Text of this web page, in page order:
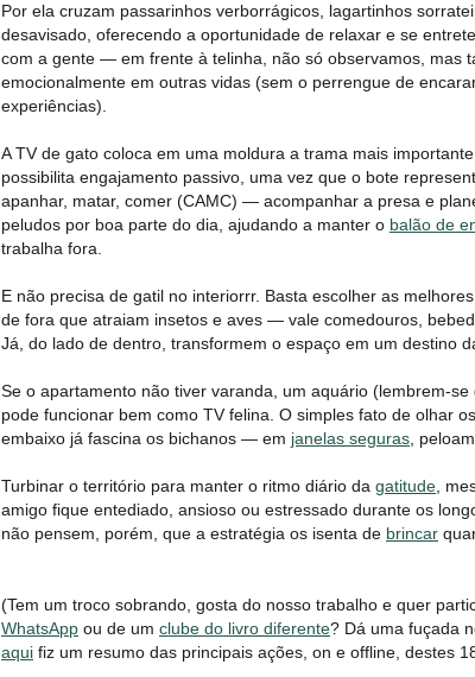
Por ela cruzam passarinhos verborrágicos, lagartinhos
desavisado, oferecendo a oportunidade de relaxar e se
com a gente ― em frente à telinha, não só observamos, mas
emocionalmente em outras vidas (sem o perrengue de
experiências).
A TV de gato coloca em uma moldura a trama mais
possibilita engajamento passivo, uma vez que o bote
apanhar, matar, comer (CAMC) ― acompanhar a presa e
peludos por boa parte do dia, ajudando a manter o balão de
trabalha fora.
E não precisa de gatil no interiorrr. Basta escolher as
de fora que atraiam insetos e aves ― vale comedouros,
Já, do lado de dentro, transformem o espaço em um destino
Se o apartamento não tiver varanda, um aquário (lembrem-
pode funcionar bem como TV felina. O simples fato de olhar
embaixo já fascina os bichanos ― em janelas seguras ,
Turbinar o território para manter o ritmo diário da gatitude ,
amigo fique entediado, ansioso ou estressado durante os
não pensem, porém, que a estratégia os isenta de brincar
(Tem um troco sobrando, gosta do nosso trabalho e quer
WhatsApp ou de um clube do livro diferente? Dá uma fuçada
aqui fiz um resumo das principais ações, on e offline, destes